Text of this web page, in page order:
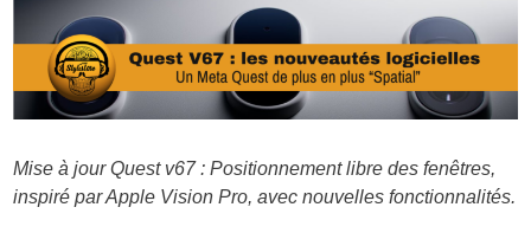
Mise à jour Quest v67 : Positionnement libre des fenêtres,
inspiré par Apple Vision Pro, avec nouvelles fonctionnalités.